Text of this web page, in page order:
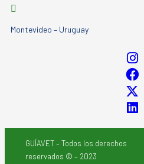
Montevideo – Uruguay
GUÍAVET – Todos los derechos
reservados © – 2023